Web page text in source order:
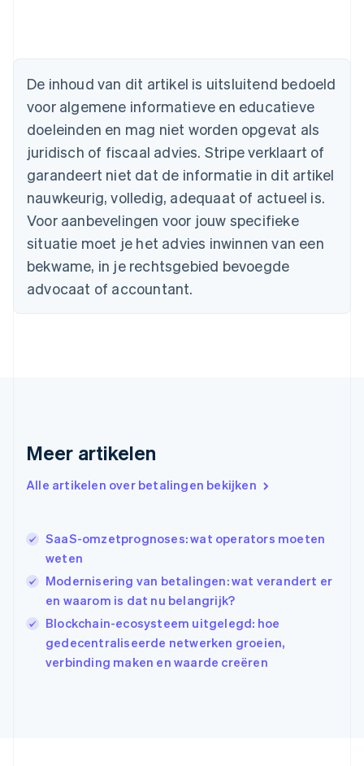
De inhoud van dit artikel is uitsluitend bedoeld
voor algemene informatieve en educatieve
doeleinden en mag niet worden opgevat als
juridisch of fiscaal advies. Stripe verklaart of
garandeert niet dat de informatie in dit artikel
nauwkeurig, volledig, adequaat of actueel is.
Voor aanbevelingen voor jouw specifieke
situatie moet je het advies inwinnen van een
bekwame, in je rechtsgebied bevoegde
advocaat of accountant.
Meer artikelen
Alle artikelen over betalingen bekijken
SaaS-omzetprognoses: wat operators moeten
weten
Modernisering van betalingen: wat verandert er
en waarom is dat nu belangrijk?
Blockchain-ecosysteem uitgelegd: hoe
gedecentraliseerde netwerken groeien,
verbinding maken en waarde creëren
English
Nederlands Français DeutschEnglish
Brazilië
Português
Bulgarije
English
Canada
Cyprus
English
Denemarken
English
Duitsland
DeutschEnglish
English
English
English
Ierland
English
English
Italië
Italiano English
日本語English
Kroatië